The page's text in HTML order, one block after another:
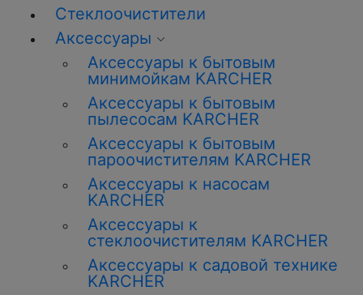
Стеклоочистители
Аксессуары
Аксессуары к бытовым
минимойкам KARCHER
Аксессуары к бытовым
пылесосам KARCHER
Аксессуары к бытовым
пароочистителям KARCHER
Аксессуары к насосам
KARCHER
Аксессуары к
стеклоочистителям KARCHER
Аксессуары к садовой технике
KARCHER